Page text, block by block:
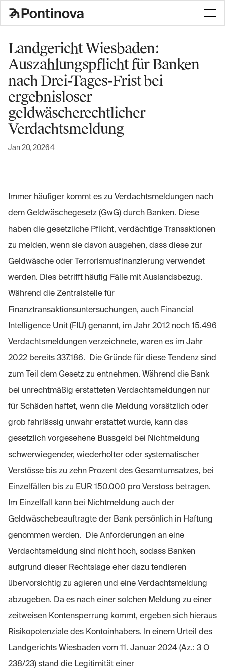
Landgericht Wiesbaden:
Auszahlungspflicht für Banken
nach Drei-Tages-Frist bei
ergebnisloser
geldwäscherechtlicher
Verdachtsmeldung
Jan 20, 20264
Immer häufiger kommt es zu Verdachtsmeldungen nach
dem Geldwäschegesetz (GwG) durch Banken. Diese
haben die gesetzliche Pflicht, verdächtige Transaktionen
zu melden, wenn sie davon ausgehen, dass diese zur
Geldwäsche oder Terrorismusfinanzierung verwendet
werden. Dies betrifft häufig Fälle mit Auslandsbezug.
Während die Zentralstelle für
Finanztransaktionsuntersuchungen, auch Financial
Intelligence Unit (FIU) genannt, im Jahr 2012 noch 15.496
Verdachtsmeldungen verzeichnete, waren es im Jahr
2022 bereits 337.186. Die Gründe für diese Tendenz sind
zum Teil dem Gesetz zu entnehmen. Während die Bank
bei unrechtmäßig erstatteten Verdachtsmeldungen nur
für Schäden haftet, wenn die Meldung vorsätzlich oder
grob fahrlässig unwahr erstattet wurde, kann das
gesetzlich vorgesehene Bussgeld bei Nichtmeldung
schwerwiegender, wiederholter oder systematischer
Verstösse bis zu zehn Prozent des Gesamtumsatzes, bei
Einzelfällen bis zu EUR 150.000 pro Verstoss betragen.
Im Einzelfall kann bei Nichtmeldung auch der
Geldwäschebeauftragte der Bank persönlich in Haftung
genommen werden. Die Anforderungen an eine
Verdachtsmeldung sind nicht hoch, sodass Banken
aufgrund dieser Rechtslage eher dazu tendieren
übervorsichtig zu agieren und eine Verdachtsmeldung
abzugeben. Da es nach einer solchen Meldung zu einer
zeitweisen Kontensperrung kommt, ergeben sich hieraus
Risikopotenziale des Kontoinhabers. In einem Urteil des
Landgerichts Wiesbaden vom 11. Januar 2024 (Az.: 3 O
238/23) stand die Legitimität einer